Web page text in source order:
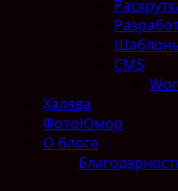
CMS
Халява
ФотоЮмор
О блоге